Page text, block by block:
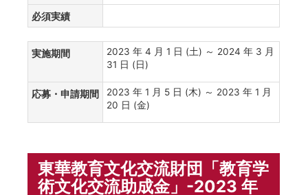
必須実績
実施期間
2023 年 4 月 1 日 (土) ～ 2024 年 3 月
31 日 (日)
応募・申請期間
2023 年 1 月 5 日 (木) ～ 2023 年 1 月
20 日 (金)
東華教育文化交流財団「教育学
術文化交流助成金」-2023 年